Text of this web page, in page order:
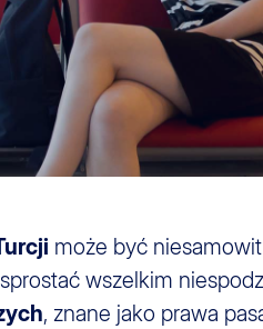
może być
wszelkim
, znane jako prawa